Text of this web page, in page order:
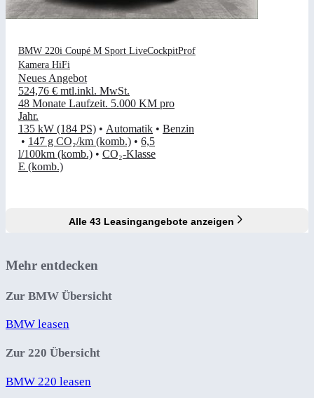
BMW 220i Coupé M Sport LiveCockpitProf
Kamera HiFi
Neues Angebot
524,76 € mtl.inkl. MwSt.
48 Monate Laufzeit. 5.000 KM pro
Jahr.
135 kW (184 PS) • Automatik • Benzin
• 147 g CO₂/km (komb.) • 6,5
l/100km (komb.) • CO₂-Klasse
E (komb.)
Alle 43 Leasingangebote anzeigen
Mehr entdecken
Zur BMW Übersicht
BMW leasen
Zur 220 Übersicht
BMW 220 leasen